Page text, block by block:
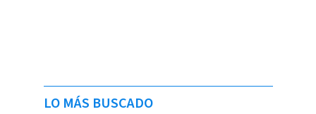
LO MÁS BUSCADO